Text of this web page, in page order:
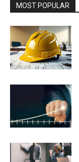
MOST POPULAR